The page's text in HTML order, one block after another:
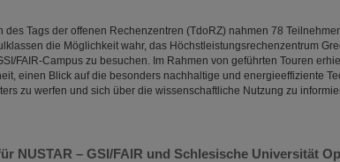
des Tags der offenen Rechenzentren (TdoRZ) nahmen 78
die Möglichkeit wahr, das Höchstleistungsrechenzentrum
FAIR-Campus zu besuchen. Im Rahmen von geführten Touren
einen Blick auf die besonders nachhaltige und energieeffiziente
zu werfen und sich über die wissenschaftliche Nutzung zu
NUSTAR – GSI/FAIR und Schlesische Universität